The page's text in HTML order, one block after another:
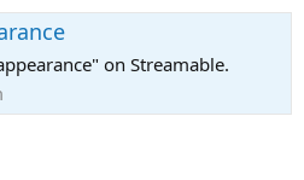
on Streamable.